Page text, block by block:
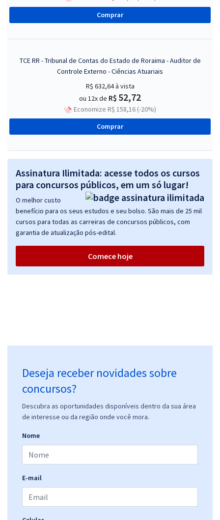
Comprar
TCE RR - Tribunal de Contas do Estado de Roraima - Auditor de
Controle Externo - Ciências Atuariais
R$ 632,64à vista
ou 12x de R$ 52,72
Economize R$ 158,16 (-20%)
Comprar
Assinatura Ilimitada: acesse todos os cursos
para concursos públicos, em um só lugar!
O melhor custo
benefício para os seus estudos e seu bolso. São mais de 25 mil
cursos para todas as carreiras de concursos públicos, com
garantia de atualização pós-edital.
Comece hoje
Deseja receber novidades sobre
concursos?
Descubra as oportunidades disponíveis dentro da sua área
de interesse ou da região onde você mora.
Nome
E-mail